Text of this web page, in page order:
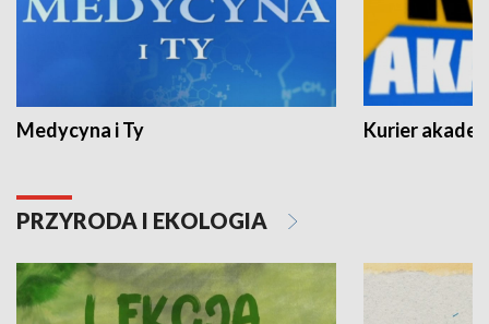
Medycyna i Ty Kurier
PRZYRODA I EKOLOGIA